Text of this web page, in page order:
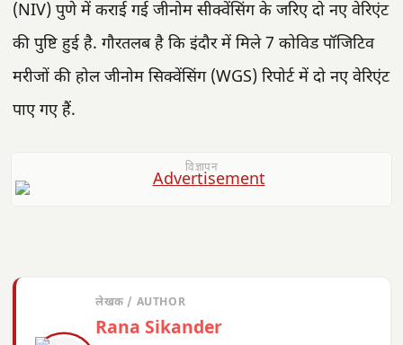
(NIV) पुणे में कराई गई जीनोम सीक्वेंसिंग के जरिए दो नए वेरिएंट
की पुष्टि हुई है. गौरतलब है कि इंदौर में मिले 7 कोविड पॉजिटिव
मरीजों की होल जीनोम सिक्वेंसिंग (WGS) रिपोर्ट में दो नए वेरिएंट
पाए गए हैं.
विज्ञापन
लेखक / AUTHOR
Rana Sikander